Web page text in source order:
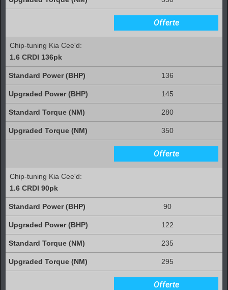
Offerte
Chip-tuning Kia Cee'd:
1.6 CRDI 136pk
136
145
280
350
Offerte
Chip-tuning Kia Cee'd:
1.6 CRDI 90pk
90
122
235
295
Offerte